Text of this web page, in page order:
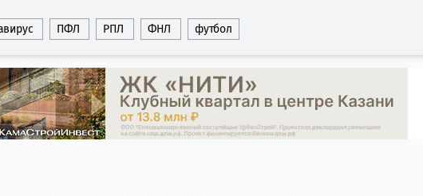
ПФЛ РПЛ ФНЛ футбол